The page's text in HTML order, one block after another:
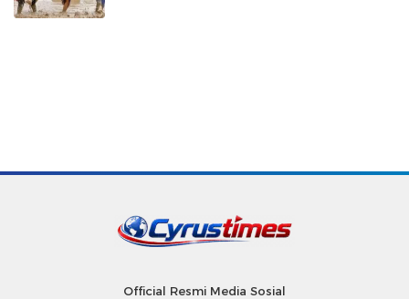
Official Resmi Media Sosial